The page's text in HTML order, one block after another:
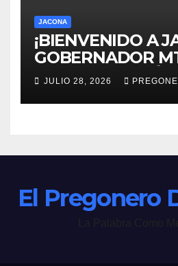
JACONA
¡BIENVENIDO A
GOBERNADOR
ALFREDO
BEDOLLA!
JULIO 28, 2026
El Pregonero